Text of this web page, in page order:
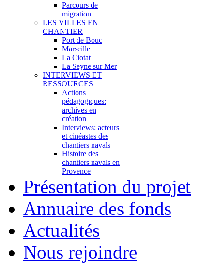
Parcours de
migration
LES VILLES EN
CHANTIER
Port de Bouc
Marseille
La Ciotat
La Seyne sur Mer
INTERVIEWS ET
RESSOURCES
Actions
pédagogiques:
archives en
création
Interviews: acteurs
et cinéastes des
chantiers navals
Histoire des
chantiers navals en
Provence
Présentation du projet
Annuaire des fonds
Actualités
Nous rejoindre